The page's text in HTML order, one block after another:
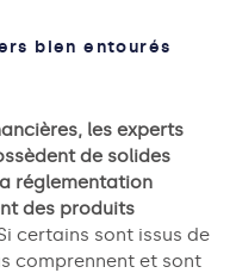
bien entourés
les experts
de solides
réglementation
des produits
certains sont issus de
comprennent et sont